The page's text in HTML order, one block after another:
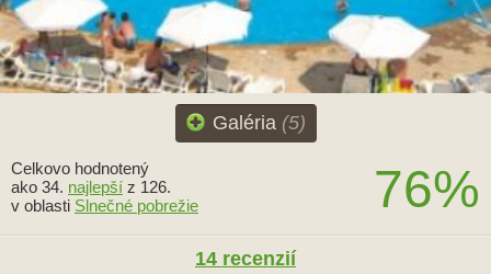
Galéria (5)
76%
Celkovo hodnotený
ako 34. najlepší z 126.
v oblasti Slnečné pobrežie
14 recenzií